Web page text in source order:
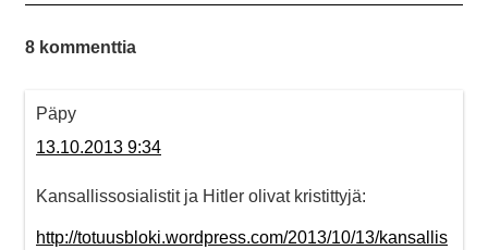
8 kommenttia
Päpy
13.10.2013 9:34
Kansallissosialistit ja Hitler olivat kristittyjä:
http://totuusbloki.wordpress.com/2013/10/13/kansallis